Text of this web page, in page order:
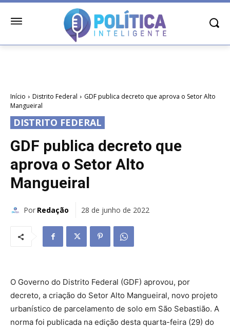
Início Distrito Federal
GDF publica decreto que aprova o Setor Alto
Mangueiral
DISTRITO FEDERAL
GDF publica decreto que
aprova o Setor Alto
Mangueiral
Por Redação 28 de junho de 2022
O Governo do Distrito Federal (GDF) aprovou, por
decreto, a criação do Setor Alto Mangueiral, novo projeto
urbanístico de parcelamento de solo em São Sebastião. A
norma foi publicada na edição desta quarta-feira (29) do